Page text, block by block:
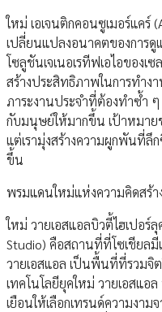
ใหม่ เอเจนติกคอนซูเมอร์แคร์
เปลี่ยนแปลงอนาคตของการดู
โซลูชันเจเนอเรทีฟเอไอของเ
สร้างประสิทธิภาพในการทำง
ภาระงานประจำที่ต้องทำซ้ำ
กับมนุษย์ให้มากขึ้น เป้าหมาย
แต่เรามุ่งสร้างความผูกพันที่ลึ
ขึ้น
พรมแดนใหม่แห่งความคิดสร้า
ใหม่ วายเอสแอลบิวตี้ไฮเปอร์
Studio) คือสถานที่ที่โซเชียล
วายเอสแอล เป็นพื้นที่ที่รวม
เทคโนโลยียุคใหม่ วายเอสแอ
เยือนให้เลือกเทรนด์ความงา